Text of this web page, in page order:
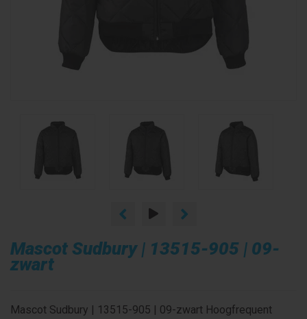
Mascot Sudbury | 13515-905 | 09-
zwart
Mascot Sudbury | 13515-905 | 09-zwart Hoogfrequent